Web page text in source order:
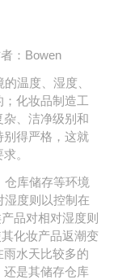
：Bowen
温度、湿度、
化妆品制造工
、洁净级别和
别得严格，这就
。
仓库储存等环境
度则以控制在
品对相对湿度则
化妆产品返潮变
水天比较多的
还是其储存仓库